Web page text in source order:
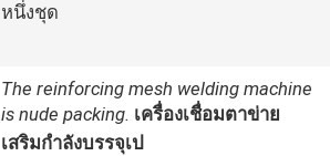
หนึ่งชุด
The reinforcing mesh welding machine
is nude packing. เครื่องเชื่อมตาข่าย
เสริมกำลังบรรจุเป